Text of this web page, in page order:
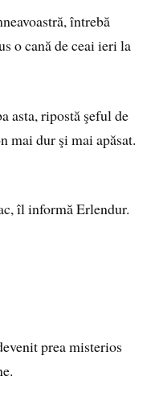
întrebă
o cană de ceai ieri la
asta, ripostă şeful de
mai dur şi mai apăsat.
îl informă Erlendur.
prea misterios